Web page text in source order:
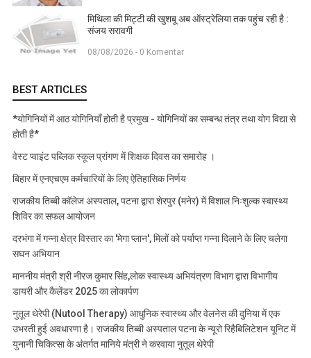
मिथिला की मिट्टी की खुशबू अब ऑस्ट्रेलिया तक पहुंच रही है :
संजय सरावगी
08/08/2026 - 0 Komentar
BEST ARTICLES
*योगिनियों में आठ योगिनियाँ होती है प्रमुख - योगिनियों का सम्बन्ध तंत्र तथा योग विद्या से
होती है*
वेस्ट प्वाइंट पब्लिक स्कूल प्रांगण में शिक्षक दिवस का समारोह ।
बिहार में एनएचएम कर्मचारियों के लिए ऐतिहासिक निर्णय
राजकीय तिब्बी कॉलेज अस्पताल, पटना द्वारा शेरपुर (मनेर) में विशाल निःशुल्क स्वास्थ्य
शिविर का सफल आयोजन
दरभंगा में गन्ना क्षेत्र विस्तार का 'मेगा प्लान', मिलों को पर्याप्त गन्ना दिलाने के लिए चलेगा
सघन अभियान
माननीय मंत्री श्री नीरज कुमार सिंह,लोक स्वास्थ्य अभियंत्रण विभाग द्वारा विभागीय
डायरी और कैलेंडर 2025 का लोकार्पण
नुतूल थेरेपी (Nutool Therapy) आधुनिक स्वास्थ्य और वेलनेस की दुनिया में एक
उभरती हुई अवधारणा है। राजकीय तिब्बी अस्पताल पटना के न्यूरो रिहैबिलिटेशन यूनिट में
युनानी चिकित्सा के अंतर्गत मानिये मंत्री ने करवाया नुतूल थेरेपी